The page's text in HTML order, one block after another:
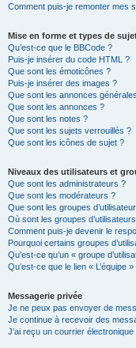
Comment puis-je remonter mes
Mise en forme et types de
Qu’est-ce que le BBCode ?
Puis-je insérer du code HTML ?
Que sont les émoticônes ?
Puis-je insérer des images ?
Que sont les annonces
Que sont les annonces ?
Que sont les notes ?
Que sont les sujets verrouillés ?
Que sont les icônes de sujet ?
Niveaux des utilisateurs et
Que sont les administrateurs ?
Que sont les modérateurs ?
Que sont les groupes
Où sont les groupes
Comment puis-je devenir le
Pourquoi certains groupes
Qu’est-ce qu’un « groupe
Qu’est-ce que le lien « L’équipe »
Messagerie privée
Je ne peux pas envoyer de
Je continue à recevoir des
J’ai reçu un courrier